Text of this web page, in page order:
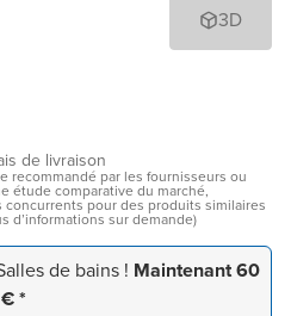
3D
de livraison
recommandé par les fournisseurs ou
étude comparative du marché,
pour des produits similaires
d’informations sur demande)
de bains ! Maintenant 60
*